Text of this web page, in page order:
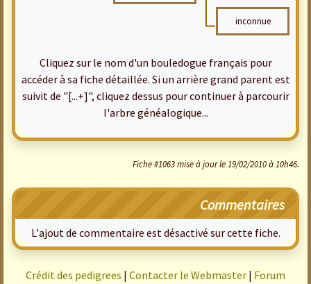
inconnue
Cliquez sur le nom d'un bouledogue français pour
accéder à sa fiche détaillée. Si un arrière grand parent est
suivit de "[...+]", cliquez dessus pour continuer à parcourir
l'arbre généalogique...
Fiche #1063 mise à jour le 19/02/2010 à 10h46.
Commentaires
L'ajout de commentaire est désactivé sur cette fiche.
Crédit des pedigrees | Contacter le Webmaster | Forum